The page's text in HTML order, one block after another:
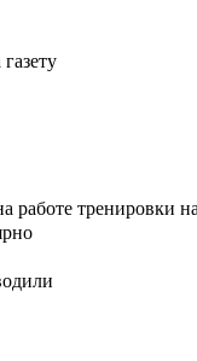
работе тренировки